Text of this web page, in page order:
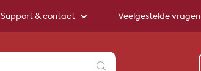
Support & contact Veelgestelde vragen
Zoeken